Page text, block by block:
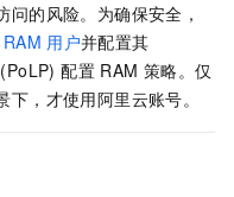
的风险。为确保安全，
RAM 用户并配置其
配置 RAM 策略。仅
，才使用阿里云账号。